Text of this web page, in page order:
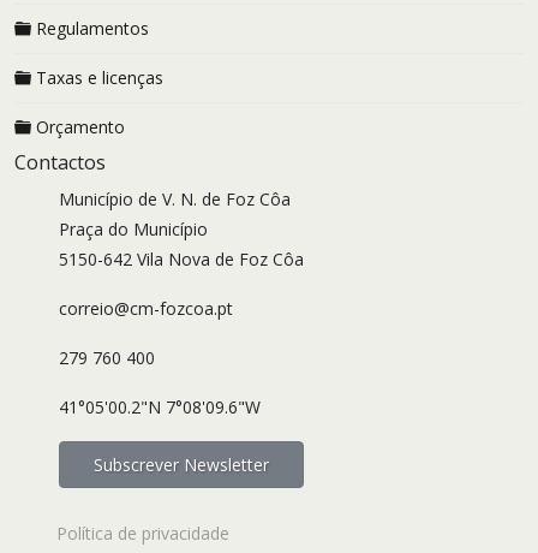
Regulamentos
Taxas e licenças
Orçamento
Contactos
Município de V. N. de Foz Côa
Praça do Município
5150-642 Vila Nova de Foz Côa
correio@cm-fozcoa.pt
279 760 400
41°05'00.2"N 7°08'09.6"W
Subscrever Newsletter
Política de privacidade